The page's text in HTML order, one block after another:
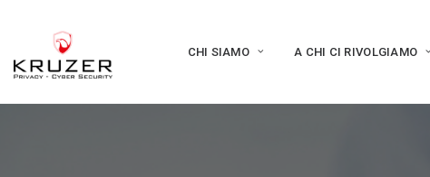
CHI SIAMO A CHI CI RIVOLGIAMO